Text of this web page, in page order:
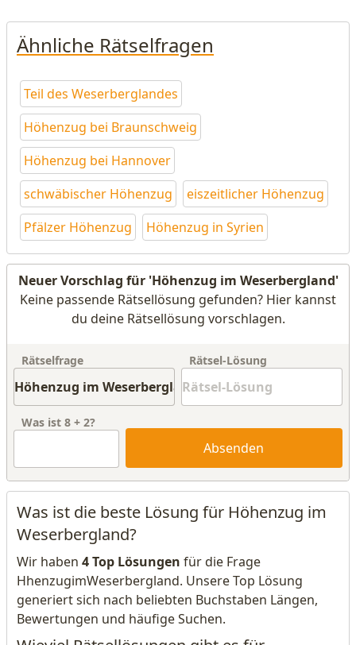
Ähnliche Rätselfragen
Teil des Weserberglandes
Höhenzug bei Braunschweig
Höhenzug bei Hannover
schwäbischer Höhenzug
eiszeitlicher Höhenzug
Pfälzer Höhenzug
Höhenzug in Syrien
Neuer Vorschlag für 'Höhenzug im Weserbergland'
Keine passende Rätsellösung gefunden? Hier kannst
du deine Rätsellösung vorschlagen.
Rätselfrage Rätsel-Lösung
Was ist 8 + 2?
Absenden
Was ist die beste Lösung für Höhenzug im
Weserbergland?
Wir haben 4 Top Lösungen für die Frage
HhenzugimWeserbergland. Unsere Top Lösung
generiert sich nach beliebten Buchstaben Längen,
Bewertungen und häufige Suchen.